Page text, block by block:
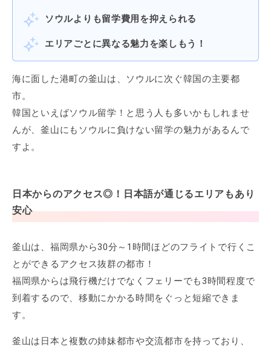
ソウルよりも留学費用を抑えられる
エリアごとに異なる魅力を楽しもう！
海に面した港町の釜山は、ソウルに次ぐ韓国の主要都
市。
韓国といえばソウル留学！と思う人も多いかもしれませ
んが、釜山にもソウルに負けない留学の魅力があるんで
すよ。
日本からのアクセス◎！日本語が通じるエリアもあり
安心
釜山は、福岡県から30分～1時間ほどのフライトで行くこ
とができるアクセス抜群の都市！
福岡県からは飛行機だけでなくフェリーでも3時間程度で
到着するので、移動にかかる時間をぐっと短縮できま
す。
釜山は日本と複数の姉妹都市や交流都市を持っており、